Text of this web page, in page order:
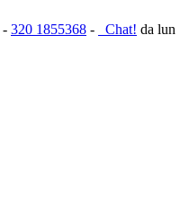
- 320 1855368 - Chat! da lun